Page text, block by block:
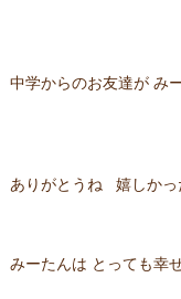
中学からのお友達が み
ありがとうね 嬉しかっ
みーたんは とっても幸